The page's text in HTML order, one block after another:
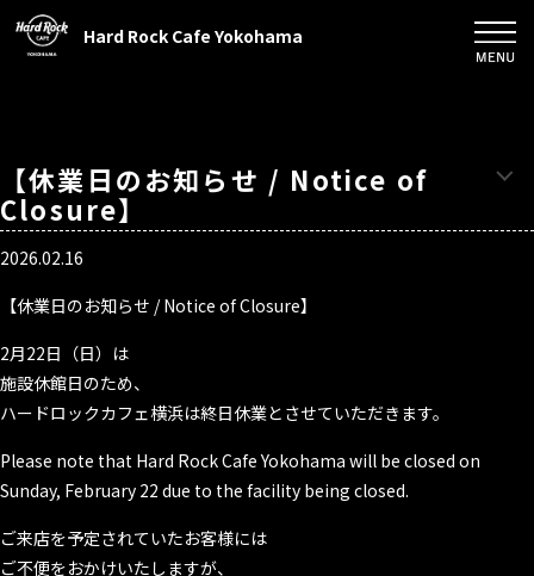
Hard Rock Cafe Yokohama
【休業日のお知らせ / Notice of
Closure】
2026.02.16
【休業日のお知らせ / Notice of Closure】
2月22日（日）は
施設休館日のため、
ハードロックカフェ横浜は終日休業とさせていただきます。
Please note that Hard Rock Cafe Yokohama will be closed on
Sunday, February 22 due to the facility being closed.
ご来店を予定されていたお客様には
ご不便をおかけいたしますが、